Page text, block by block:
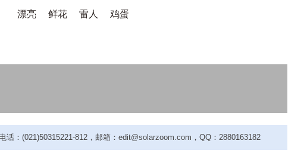
漂亮 鲜花 雷人 鸡蛋
：(021)50315221-812，邮箱：edit@solarzoom.com，QQ：2880163182